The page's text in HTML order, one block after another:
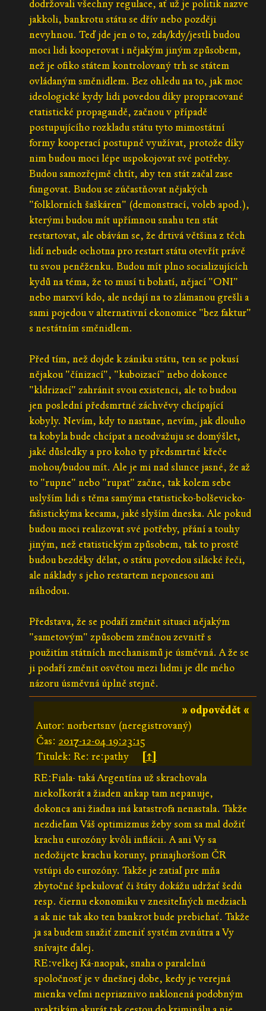
dodržovali všechny regulace, ať už je politik nazve
jakkoli, bankrotu státu se dřív nebo později
nevyhnou. Teď jde jen o to, zda/kdy/jestli budou
moci lidi kooperovat i nějakým jiným způsobem,
než je ofiko státem kontrolovaný trh se státem
ovládaným směnidlem. Bez ohledu na to, jak moc
ideologické kydy lidi povedou díky propracované
etatistické propagandě, začnou v případě
postupujícího rozkladu státu tyto mimostátní
formy kooperací postupně využívat, protože díky
nim budou moci lépe uspokojovat své potřeby.
Budou samozřejmě chtít, aby ten stát začal zase
fungovat. Budou se zúčastňovat nějakých
"folklorních šaškáren" (demonstrací, voleb apod.),
kterými budou mít upřímnou snahu ten stát
restartovat, ale obávám se, že drtivá většina z těch
lidí nebude ochotna pro restart státu otevřít právě
tu svou peněženku. Budou mít plno socializujících
kydů na téma, že to musí ti bohatí, nějací "ONI"
nebo marxví kdo, ale nedají na to zlámanou grešli a
sami pojedou v alternativní ekonomice "bez faktur"
s nestátním směnidlem.
Před tím, než dojde k zániku státu, ten se pokusí
nějakou "čínizací", "kuboizací" nebo dokonce
"kldrizací" zahránit svou existenci, ale to budou
jen poslední předsmrtné záchvěvy chcípající
kobyly. Nevím, kdy to nastane, nevím, jak dlouho
ta kobyla bude chcípat a neodvažuju se domýšlet,
jaké důsledky a pro koho ty předsmrtné křeče
mohou/budou mít. Ale je mi nad slunce jasné, že až
to "rupne" nebo "rupat" začne, tak kolem sebe
uslyším lidi s těma samýma etatisticko-bolševicko-
fašistickýma kecama, jaké slyším dneska. Ale pokud
budou moci realizovat své potřeby, přání a touhy
jiným, než etatistickým způsobem, tak to prostě
budou bezděky dělat, o státu povedou silácké řeči,
ale náklady s jeho restartem neponesou ani
náhodou.
Představa, že se podaří změnit situaci nějakým
"sametovým" způsobem změnou zevnitř s
použitím státních mechanismů je úsměvná. A že se
ji podaří změnit osvětou mezi lidmi je dle mého
názoru úsměvná úplně stejně.
» odpovědět «
Autor: norbertsnv (neregistrovaný)
Čas: 2017-12-04 19:23:15
Titulek: Re: re:pathy
[↑]
RE:Fiala- taká Argentína už skrachovala
niekoľkorát a žiaden ankap tam nepanuje,
dokonca ani žiadna iná katastrofa nenastala. Takže
nezdieľam Váš optimizmus žeby som sa mal dožiť
krachu eurozóny kvôli inflácii. A ani Vy sa
nedožijete krachu koruny, prinajhoršom ČR
vstúpi do eurozóny. Takže je zatiaľ pre mňa
zbytočné špekulovať či štáty dokážu udržať šedú
resp. čiernu ekonomiku v znesiteľných medziach
a ak nie tak ako ten bankrot bude prebiehať. Takže
ja sa budem snažiť zmeniť systém zvnútra a Vy
snívajte ďalej.
RE:velkej Ká-naopak, snaha o paralelnú
spoločnosť je v dnešnej dobe, kedy je verejná
mienka veľmi nepriaznivo naklonená podobným